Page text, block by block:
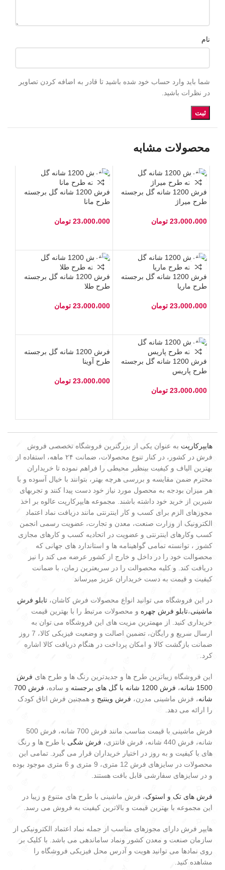
نام
شما باید وارد حساب خود شده باشید تا قادر به اضافه کردن تصاویر
در نظرات باشید.
محصولات مشابه
فرش 1200 شانه گل برجسته
طرح میراژ
23،000،000 تومان
فرش 1200 شانه گل برجسته
طرح مانا
23،000،000 تومان
فرش 1200 شانه گل برجسته
طرح ماریا
23،000،000 تومان
فرش 1200 شانه گل برجسته
طرح طلا
23،000،000 تومان
فرش 1200 شانه گل برجسته
طرح پاریس
23،000،000 تومان
فرش 1200 شانه گل برجسته
طرح آوینا
23،000،000 تومان
هایپرکارپت به عنوان یکی از بزرگترین فروشگاه تخصصی فروش
فرش در کشور، در کنار تنوع محصولات، ضمانت ۲۴ ماهه، استفاده از
بهترین الیاف و کیفیت بینظیر محیطی را فراهم نموده تا خریداران
محترم ضمن مقایسه و بررسی هرچه بهتر، بتوانند با خیال آسوده و با
هر میزان بودجه به محصول مورد نیاز خود دست پیدا کنند و تجربهای
شیرین از خرید خود داشته باشند. مجموعه هایپرکارپت عالوه بر اخذ
مجوزهای الزم برای کسب و کار اینترنتی مانند دریافت نماد اعتماد
الکترونیک از وزارت صنعت، معدن و تجارت، عضویت رسمی انجمن
کسب وکارهای اینترنتی و عضویت در اتحادیه کسب و کارهای مجازی
کشور ، توانسته تمامی گواهینامه ها و استاندارد های جهانی که
محصوالت خود را در داخل و خارج از کشور عرضه می کند را نیز
دریافت کند. و کلیه محصوالت را در سریعترین زمان، با ضمانت
کیفیت و قیمت به دست خریداران عزیز میرساند
در این فروشگاه می توانید انواع محصولات فرش کاشان، تابلو فرش
ماشینی،تابلو فرش چهره و محصولات مرتبط را با بهترین قیمت
خریداری کنید. از مهمترین مزیت های این فروشگاه می توان به
ارسال سریع و رایگان، تضمین اصالت و وضعیت فیزیکی کالا، 7 روز
ضمانت بازگشت کالا و امکان پرداخت در هنگام دریافت کالا اشاره
کرد.
این فروشگاه زیباترین طرح ها و جدیدترین رنگ ها و طرح های فرش
1500 شانه
، فرش 1200 شانه با گل های برجسته و ساده،
فرش 700
شانه، فرش ماشینی مدرن، فرش وینتیج و همچنین فرش اتاق کودک
را ارائه می دهد.
فرش ماشینی با قیمت مناسب مانند فرش 700 شانه، فرش 500
شانه، فرش 440 شانه، فرش فانتزی،
فرش شگی با طرح ها و رنگ
های با کیفیت و به روز در اختیار خریداران قرار می گیرد. تمامی این
محصولات در سایزهای فرش 12 متری، 9 متری و 6 متری موجود بوده
و در سایزهای سفارشی قابل بافت هستند.
فرش های تک و استوک، فرش ماشینی با طرح های متنوع و زیبا در
این مجموعه با بهترین قیمت و بالاترین کیفیت به فروش می رسد.
هایپر فرش دارای مجوزهای مناسب از جمله نماد اعتماد الکترونیکی از
سازمان صنعت و معدن کشور ونماد ساماندهی می باشد. با کلیک بر
روی نمادها می توانید هویت و آدرس محل فیزیکی فروشگاه را
مشاهده کنید.